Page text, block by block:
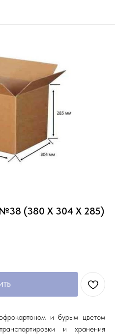
(380 Х 304 Х 285)
и бурым цветом
и хранения